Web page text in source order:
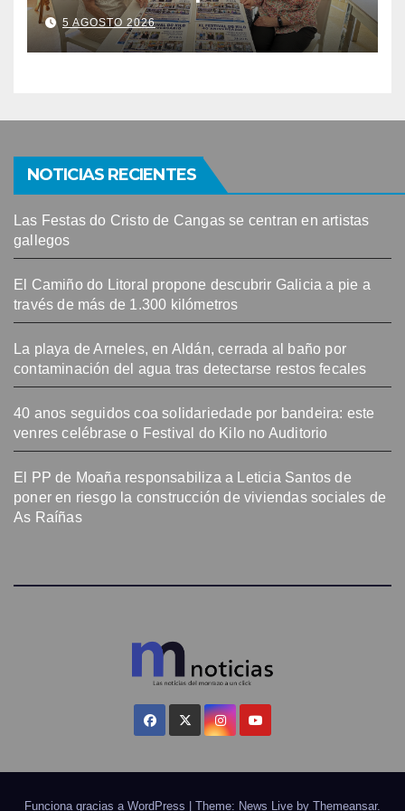
este venres celébrase o
Festival do Kilo no Auditorio
5 AGOSTO 2026
NOTICIAS RECIENTES
Las Festas do Cristo de Cangas se centran en artistas
gallegos
El Camiño do Litoral propone descubrir Galicia a pie a
través de más de 1.300 kilómetros
La playa de Arneles, en Aldán, cerrada al baño por
contaminación del agua tras detectarse restos fecales
40 anos seguidos coa solidariedade por bandeira: este
venres celébrase o Festival do Kilo no Auditorio
El PP de Moaña responsabiliza a Leticia Santos de
poner en riesgo la construcción de viviendas sociales de
As Raíñas
Funciona gracias a WordPress Theme: News Live by Themeansar.